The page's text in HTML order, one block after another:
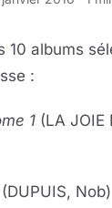
10 albums
:
1 (LA JOIE
(DUPUIS, Nob)